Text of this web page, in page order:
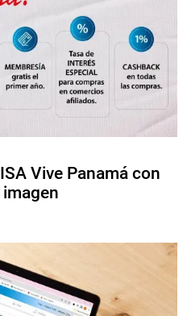
Vive Panamá con